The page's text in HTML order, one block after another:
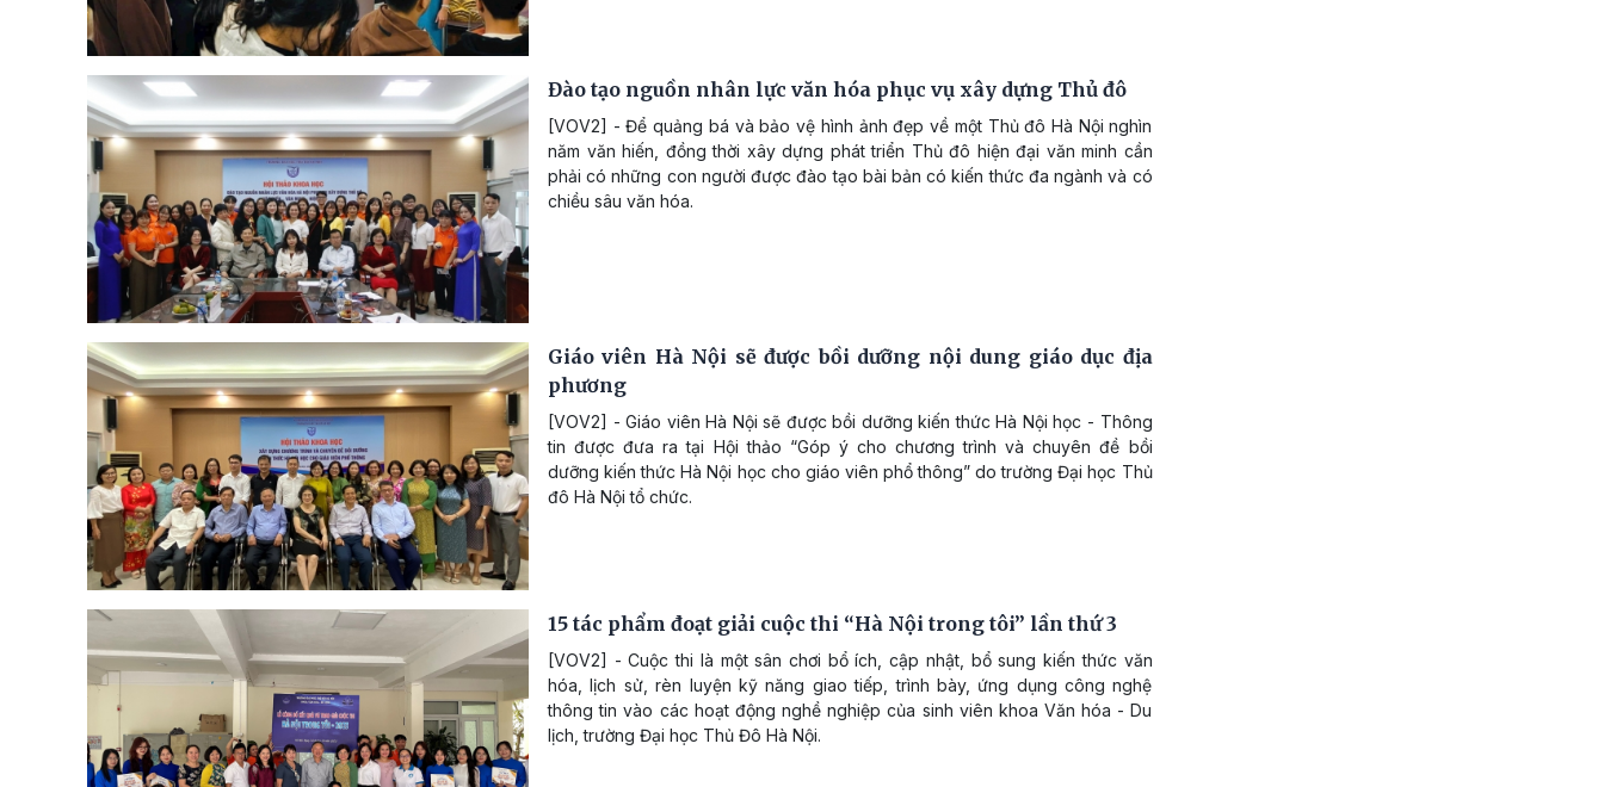
Đào tạo nguồn nhân lực văn hóa phục vụ xây dựng Thủ đô
[VOV2] - Để quảng bá và bảo vệ hình ảnh đẹp về một Thủ đô Hà Nội nghìn
năm văn hiến, đồng thời xây dựng phát triển Thủ đô hiện đại văn minh cần
phải có những con người được đào tạo bài bản có kiến thức đa ngành và có
chiều sâu văn hóa.
Giáo viên Hà Nội sẽ được bồi dưỡng nội dung giáo dục địa
phương
[VOV2] - Giáo viên Hà Nội sẽ được bồi dưỡng kiến thức Hà Nội học - Thông
tin được đưa ra tại Hội thảo “Góp ý cho chương trình và chuyên đề bồi
dưỡng kiến thức Hà Nội học cho giáo viên phổ thông” do trường Đại học Thủ
đô Hà Nội tổ chức.
15 tác phẩm đoạt giải cuộc thi “Hà Nội trong tôi” lần thứ 3
[VOV2] - Cuộc thi là một sân chơi bổ ích, cập nhật, bổ sung kiến thức văn
hóa, lịch sử, rèn luyện kỹ năng giao tiếp, trình bày, ứng dụng công nghệ
thông tin vào các hoạt động nghề nghiệp của sinh viên khoa Văn hóa - Du
lịch, trường Đại học Thủ Đô Hà Nội.